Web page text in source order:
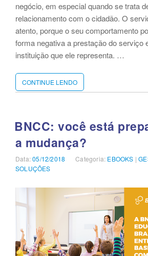
negócio, em especial quando se trata
relacionamento com o cidadão. O
atento, porque o seu comportamento
forma negativa a prestação do serviço
instituição que ele representa. …
CONTINUE LENDO
MELHORES
UM
ATENDIMENTO
DE
EXCELÊNCIA”
BNCC: você está
a mudança?
Data:Publicado
em
05/12/2018 Categoria: Categorias
EBOOKS |
SOLUÇÕES